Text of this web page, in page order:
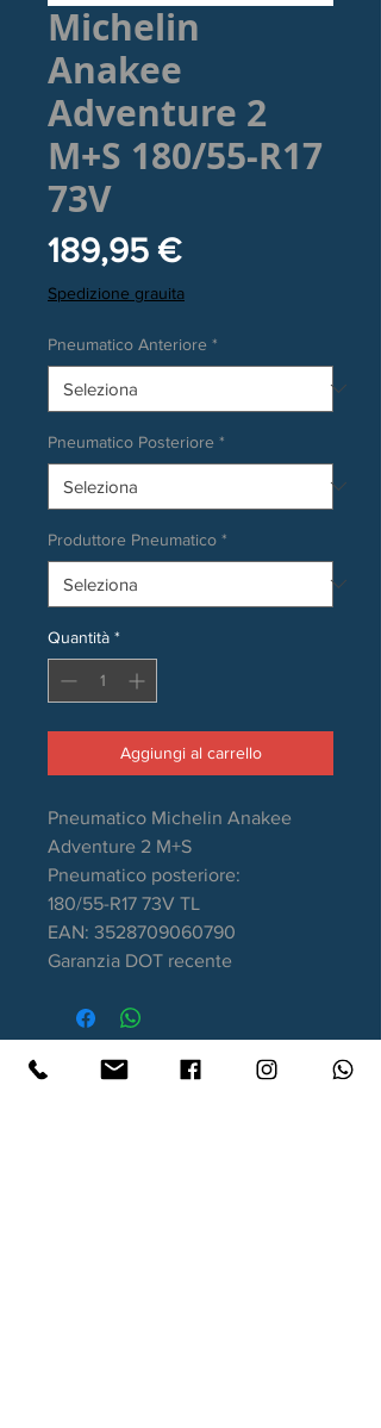
Michelin
Anakee
Adventure 2
M+S 180/55-R17
73V
189,95 €Prezzo
Spedizione grauita
Pneumatico Anteriore *
Pneumatico Posteriore *
Produttore Pneumatico *
Quantità *
Aggiungi al carrello
Pneumatico Michelin Anakee
Adventure 2 M+S
Pneumatico posteriore:
180/55-R17 73V TL
EAN: 3528709060790
Garanzia DOT recente